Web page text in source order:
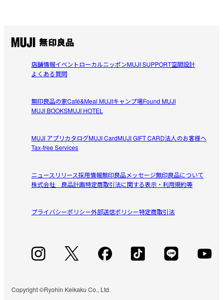
店舗情報イベントローカルニッポンMUJI SUPPORT空間設計
よくある質問
無印良品の家Café&Meal MUJIキャンプ場Found MUJI
MUJI BOOKSMUJI HOTEL
MUJI アプリカタログMUJI CardMUJI GIFT CARD法人のお客様へ
Tax-free Services
ニュースリリース採用情報無印良品メッセージ無印良品について
株式会社 良品計画特定商取引法に関する表示・利用規約等
プライバシーポリシー外部送信ポリシー特定商取引法
Copyright ©Ryohin Keikaku Co., Ltd.